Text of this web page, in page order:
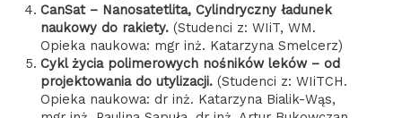
CanSat – Nanosatetlita, Cylindryczny ładunek
naukowy do rakiety.(Studenci z: WIiT, WM.
Opieka naukowa: mgr inż. Katarzyna Smelcerz)
Cykl życia polimerowych nośników leków – od
projektowania do utylizacji. (Studenci z: WIiTCH.
Opieka naukowa: dr inż. Katarzyna Bialik-Wąs,